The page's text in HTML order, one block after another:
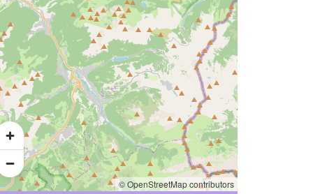
© OpenStreetMap contributors